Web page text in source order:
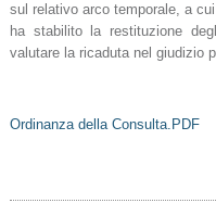
sul relativo arco temporale, a
ha stabilito la restituzione
valutare la ricaduta nel giudizio
Ordinanza della Consulta.PDF